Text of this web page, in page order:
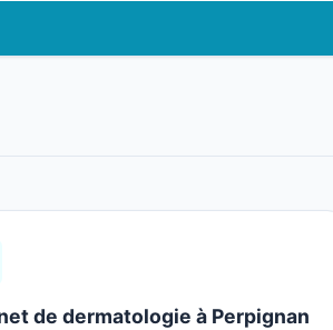
de dermatologie à Perpignan